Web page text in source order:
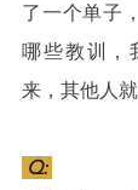
了一个单子
哪些教训，
来，其他人
Q: